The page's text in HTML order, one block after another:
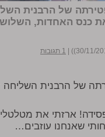
השתתפו בכנס האדיר והמרומם 30
כנס האחדות,
1 תגובות
השתתפו בכנס האדיר והמרומם 30 לפטירתה של
ארזתי את
שאנחנו עוזבים…